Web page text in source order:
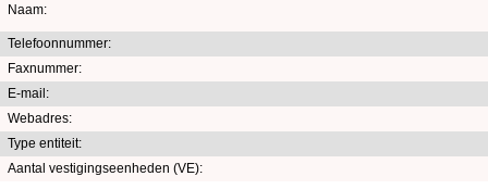
Naam:
Telefoonnummer:
Faxnummer:
E-mail:
Webadres:
Type entiteit:
Aantal vestigingseenheden (VE):